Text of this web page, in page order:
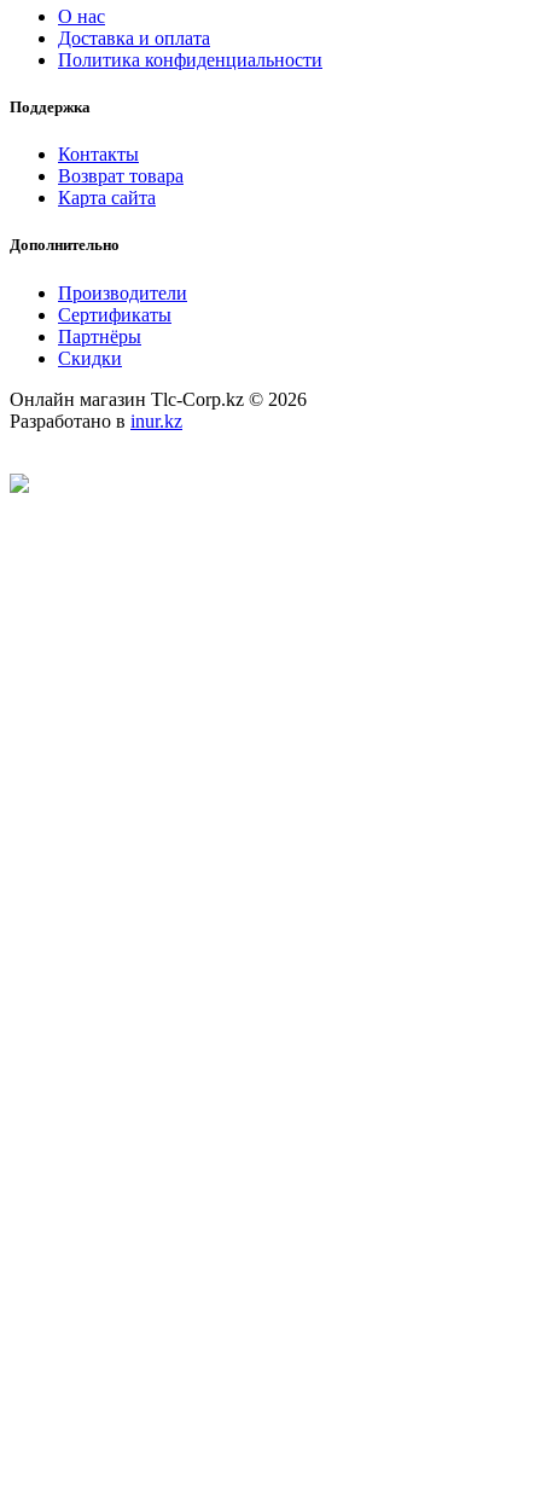
О нас
Доставка и оплата
Политика конфиденциальности
Поддержка
Контакты
Возврат товара
Карта сайта
Дополнительно
Производители
Сертификаты
Партнёры
Скидки
Онлайн магазин Tlc-Corp.kz © 2026
Разработано в inur.kz